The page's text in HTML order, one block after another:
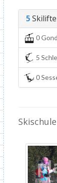
5Skilifte
0
5
0